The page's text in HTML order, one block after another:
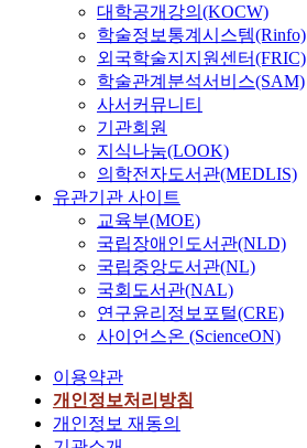
대학공개강의(KOCW)
학술정보통계시스템(Rinfo)
외국학술지지원센터(FRIC)
학술관계분석서비스(SAM)
사서커뮤니티
기관회원
지식나눔(LOOK)
의학전자도서관(MEDLIS)
유관기관 사이트
교육부(MOE)
국립장애인도서관(NLD)
국립중앙도서관(NL)
국회도서관(NAL)
연구윤리정보포털(CRE)
사이언스온 (ScienceON)
이용약관
개인정보처리방침
개인정보 재동의